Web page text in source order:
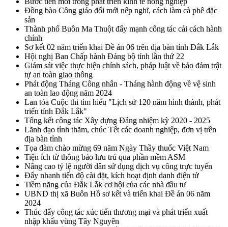
Đồng bào Công giáo đổi mới nếp nghĩ, cách làm cà phê đặc
sản
Thành phố Buôn Ma Thuột đẩy mạnh công tác cải cách hành
chính
Sơ kết 02 năm triển khai Đề án 06 trên địa bàn tỉnh Đắk Lắk
Hội nghị Ban Chấp hành Đảng bộ tỉnh lần thứ 22
Giám sát việc thực hiện chính sách, pháp luật về bảo đảm trật
tự an toàn giao thông
Phát động Tháng Công nhân - Tháng hành động về vệ sinh
an toàn lao động năm 2024
Lan tỏa Cuộc thi tìm hiểu "Lịch sử 120 năm hình thành, phát
triển tỉnh Đắk Lắk"
Tổng kết công tác Xây dựng Đảng nhiệm kỳ 2020 - 2025
Lãnh đạo tỉnh thăm, chúc Tết các doanh nghiệp, đơn vị trên
địa bàn tỉnh
Tọa đàm chào mừng 69 năm Ngày Thầy thuốc Việt Nam
Tiện ích từ thông báo lưu trú qua phần mềm ASM
Nâng cao tỷ lệ người dân sử dụng dịch vụ công trực tuyến
Đẩy nhanh tiến độ cài đặt, kích hoạt định danh điện tử
Tiềm năng của Đắk Lắk cơ hội của các nhà đầu tư
UBND thị xã Buôn Hồ sơ kết và triển khai Đề án 06 năm
2024
Thúc đẩy công tác xúc tiến thương mại và phát triển xuất
nhập khẩu vùng Tây Nguyên